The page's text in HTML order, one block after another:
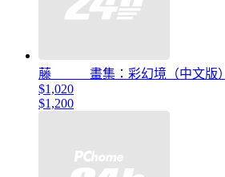
藤 畫集：彩幻境（中文版）
$1,020
$1,200